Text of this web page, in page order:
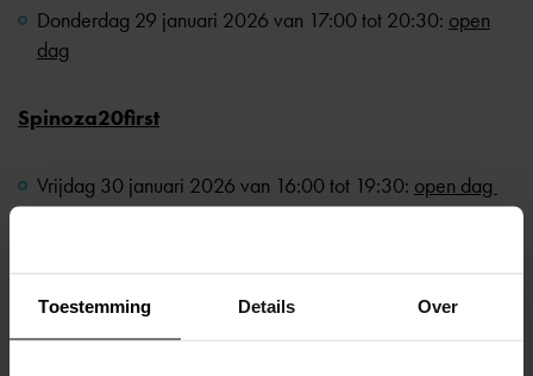
Toestemming Details Over
Donderdag 29 januari 2026 van 17:00 tot 20:30: open
dag
Spinoza20first
Vrijdag 30 januari 2026 van 16:00 tot 19:30: open dag